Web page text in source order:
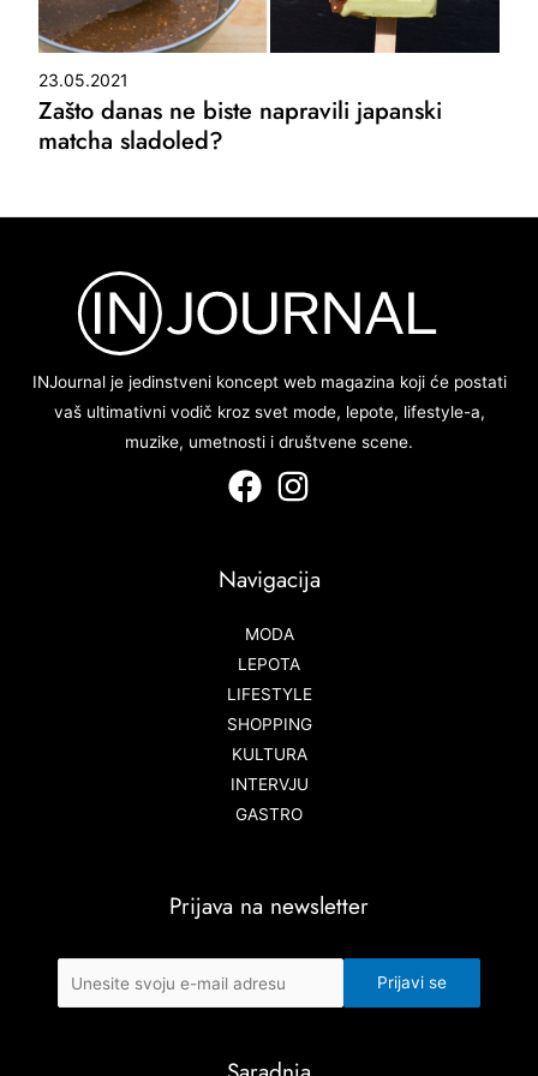
23.05.2021
Zašto danas ne biste napravili japanski
matcha sladoled?
INJournal je jedinstveni koncept web magazina koji će postati
vaš ultimativni vodič kroz svet mode, lepote, lifestyle-a,
muzike, umetnosti i društvene scene.
Navigacija
MODA
LEPOTA
LIFESTYLE
SHOPPING
KULTURA
INTERVJU
GASTRO
Prijava na newsletter